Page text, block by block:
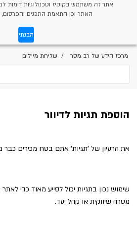
אתר זה משתמש בקוקיז וטכנולוגיות דומות
האתר וכן התאמת התכנים
הבנתי
מרכז הידע של רב מסר שליחת מיילים
הוספת תגיות לדיוור
את הרעיון של 'תגיות' אתם בטח מכירים
שימוש נכון בתגיות יכול לסייע מאוד כדי לאתר
מטרה שיווקית או קהל יעד.